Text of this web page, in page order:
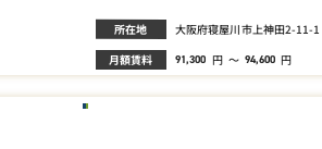
所在地 大阪府寝屋川市上神田2-11-1
月額賃料 91,300 円 ～ 94,600 円